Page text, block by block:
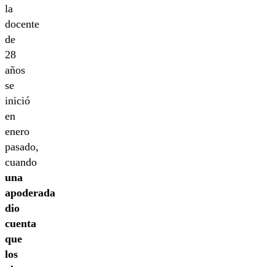
la
docente
de
28
años
se
inició
en
enero
pasado,
cuando
una
apoderada
dio
cuenta
que
los